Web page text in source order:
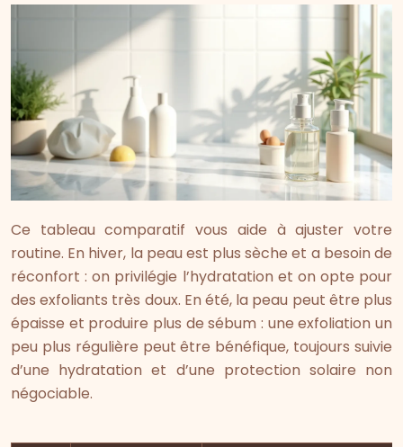
Ce tableau comparatif vous aide à ajuster votre
routine. En hiver, la peau est plus sèche et a besoin de
réconfort : on privilégie l’hydratation et on opte pour
des exfoliants très doux. En été, la peau peut être plus
épaisse et produire plus de sébum : une exfoliation un
peu plus régulière peut être bénéfique, toujours suivie
d’une hydratation et d’une protection solaire non
négociable.